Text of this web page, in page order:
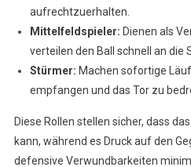
aufrechtzuerhalten.
Mittelfeldspieler: Dienen als
verteilen den Ball schnell an die
Stürmer: Machen sofortige
empfangen und das Tor zu
Diese Rollen stellen sicher, dass
kann, während es Druck auf den
defensive Verwundbarkeiten